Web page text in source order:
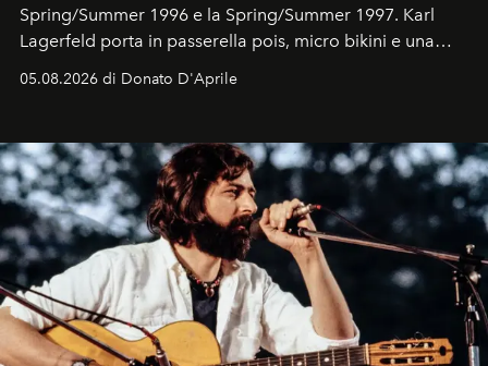
Spring/Summer 1996 e la Spring/Summer 1997. Karl
Lagerfeld porta in passerella pois, micro bikini e una
Kate, Claudia e Carla una dietro l'altra. Trent'anni dopo,
uno dei documenti più contemporanei che abbiamo.
05.08.2026 di Donato D'Aprile